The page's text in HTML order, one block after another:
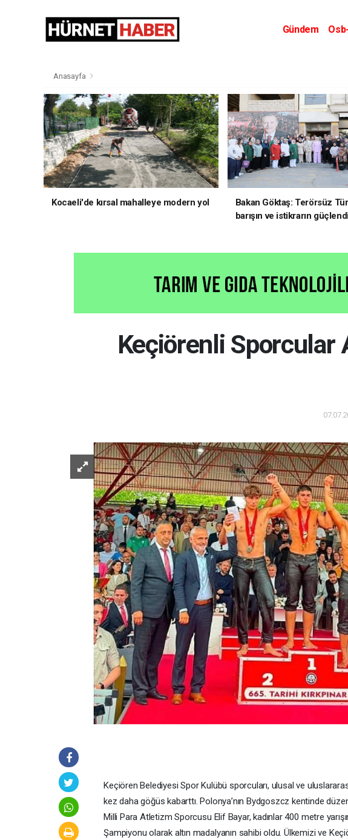
Gündem
Anasayfa
Kocaeli'de kırsal mahalleye modern yol
Bakan Göktaş: Terörsüz
barışın ve istikrarın
Keçiörenli Sporcular
Keçiören Belediyesi Spor Kulübü sporcuları, ulusal ve
kez daha göğüs kabarttı. Polonya’nın Bydgoszcz kentinde
Milli Para Atletizm Sporcusu Elif Bayar, kadınlar 400 metre
Şampiyonu olarak altın madalyanın sahibi oldu. Ülkemizi ve